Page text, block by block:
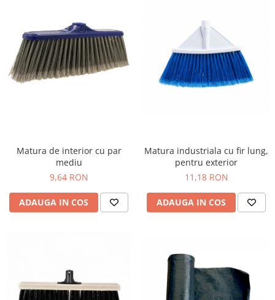
Matura de interior cu par
mediu
9,64 RON
ADAUGA IN COS
Matura industriala cu fir lung,
pentru exterior
11,18 RON
ADAUGA IN COS